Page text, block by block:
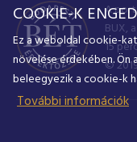
A
BUX,
15
©
COOKIE-K
Ez a weboldal cookie-
növelése érdekében. Ön
beleegyezik a cookie-k
További információk